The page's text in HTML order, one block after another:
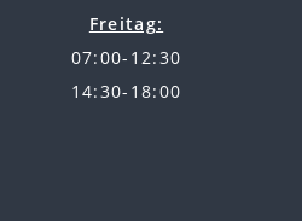
Freitag:
07:00-12:30
14:30-18:00